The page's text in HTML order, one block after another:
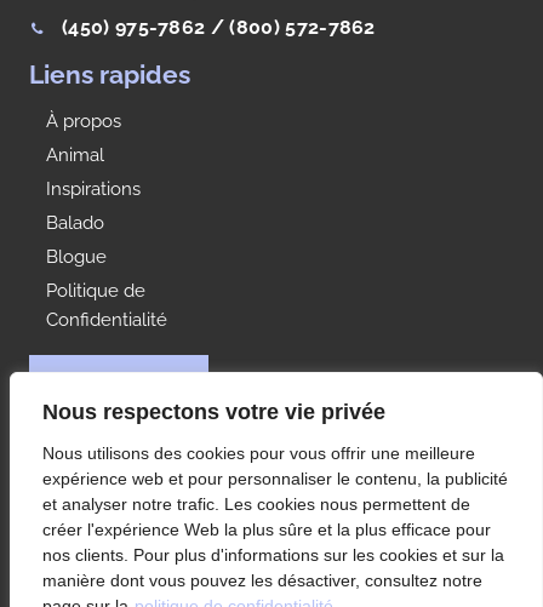
Nous respectons votre vie privée
Nous utilisons des cookies pour vous offrir une meilleure
expérience web et pour personnaliser le contenu, la publicité
et analyser notre trafic. Les cookies nous permettent de
créer l'expérience Web la plus sûre et la plus efficace pour
nos clients. Pour plus d'informations sur les cookies et sur la
manière dont vous pouvez les désactiver, consultez notre
(450) 975-7862 / (800) 572-7862
Liens rapides
À propos
Animal
Inspirations
Balado
Blogue
Politique de
Confidentialité
À votre service depuis 1992, Les Rangements Idées-
Range est votre partenaire de choix pour
l’aménagement des rangements de votre condo ou
maison à Montréal et ses environs.